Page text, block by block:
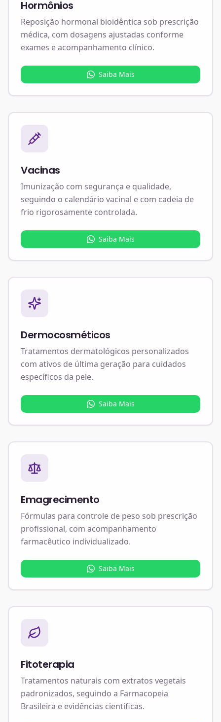
Hormônios
Reposição hormonal bioidêntica sob prescrição
médica, com dosagens ajustadas conforme
exames e acompanhamento clínico.
Saiba Mais
Vacinas
Imunização com segurança e qualidade,
seguindo o calendário vacinal e com cadeia de
frio rigorosamente controlada.
Saiba Mais
Dermocosméticos
Tratamentos dermatológicos personalizados
com ativos de última geração para cuidados
específicos da pele.
Saiba Mais
Emagrecimento
Fórmulas para controle de peso sob prescrição
profissional, com acompanhamento
farmacêutico individualizado.
Saiba Mais
Fitoterapia
Tratamentos naturais com extratos vegetais
padronizados, seguindo a Farmacopeia
Brasileira e evidências científicas.